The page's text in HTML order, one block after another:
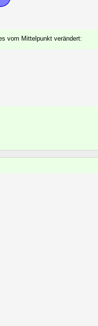
vom Mittelpunkt verändert: